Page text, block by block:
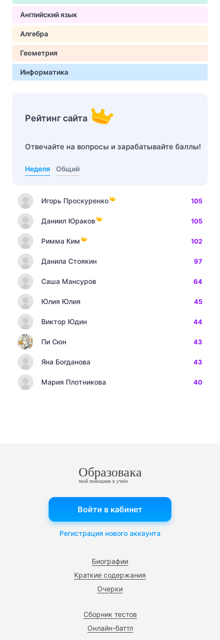
Английский язык
Алгебра
Геометрия
Информатика
Рейтинг сайта
Отвечайте на вопросы и зарабатывайте баллы!
Неделя Общий
Игорь Проскуренко 105
Даниил Юраков 105
Римма Ким 102
Данила Стоякин 97
Саша Мансуров 64
Юлия Юлия 45
Виктор Юдин 44
Пи Сюн 43
Яна Богданова 43
Мария Плотникова 40
Образовака
твой помощник в учебе
Биографии
Краткие содержания
Очерки
Сборник тестов
Онлайн-баттл
Войти в кабинет
Регистрация нового аккаунта